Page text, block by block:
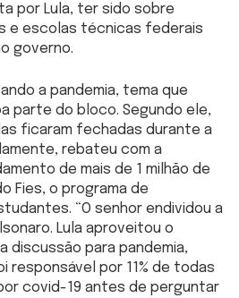
por Lula, ter sido sobre
e escolas técnicas federais
governo.
a pandemia, tema que
parte do bloco. Segundo ele,
ficaram fechadas durante a
rebateu com a
de mais de 1 milhão de
Fies, o programa de
“O senhor endividou a
Lula aproveitou o
discussão para pandemia,
responsável por 11% de todas
covid-19 antes de perguntar